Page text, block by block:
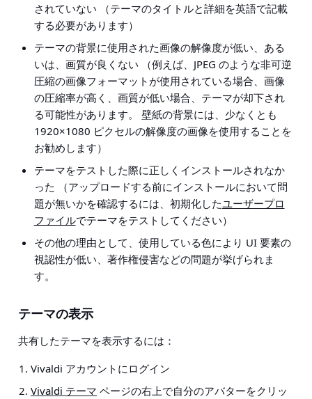
されていない （テーマのタイトルと詳細を英語で記載
する必要があります）
テーマの背景に使用された画像の解像度が低い、ある
いは、画質が良くない （例えば、JPEG のような非可逆
圧縮の画像フォーマットが使用されている場合、画像
の圧縮率が高く、画質が低い場合、テーマが却下され
る可能性があります。 壁紙の背景には、少なくとも
1920×1080 ピクセルの解像度の画像を使用することを
お勧めします）
テーマをテストした際に正しくインストールされなか
った （アップロードする前にインストールにおいて問
題が無いかを確認するには、初期化したユーザープロ
ファイルでテーマをテストしてください）
その他の理由として、使用している色により UI 要素の
視認性が低い、著作権侵害などの問題が挙げられま
す。
テーマの表示
共有したテーマを表示するには：
Vivaldi アカウントにログイン
Vivaldi テーマ ページの右上で自分のアバターをクリッ